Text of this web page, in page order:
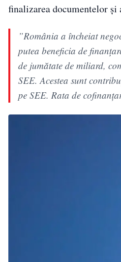
finalizarea documentelor
”România a încheiat
putea beneficia de
de jumătate de miliard,
SEE. Acestea sunt
pe SEE. Rata de